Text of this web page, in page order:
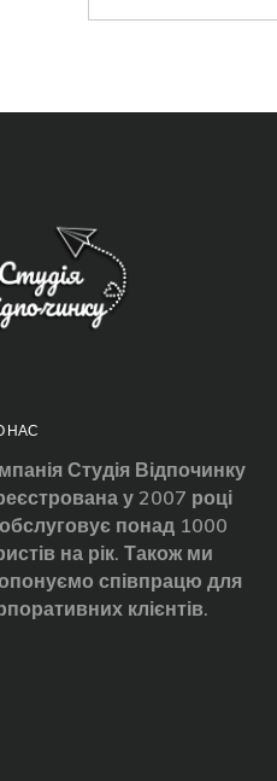
НАС
Студія Відпочинку
у 2007 році
понад 1000
на рік. Також ми
співпрацю для
клієнтів.